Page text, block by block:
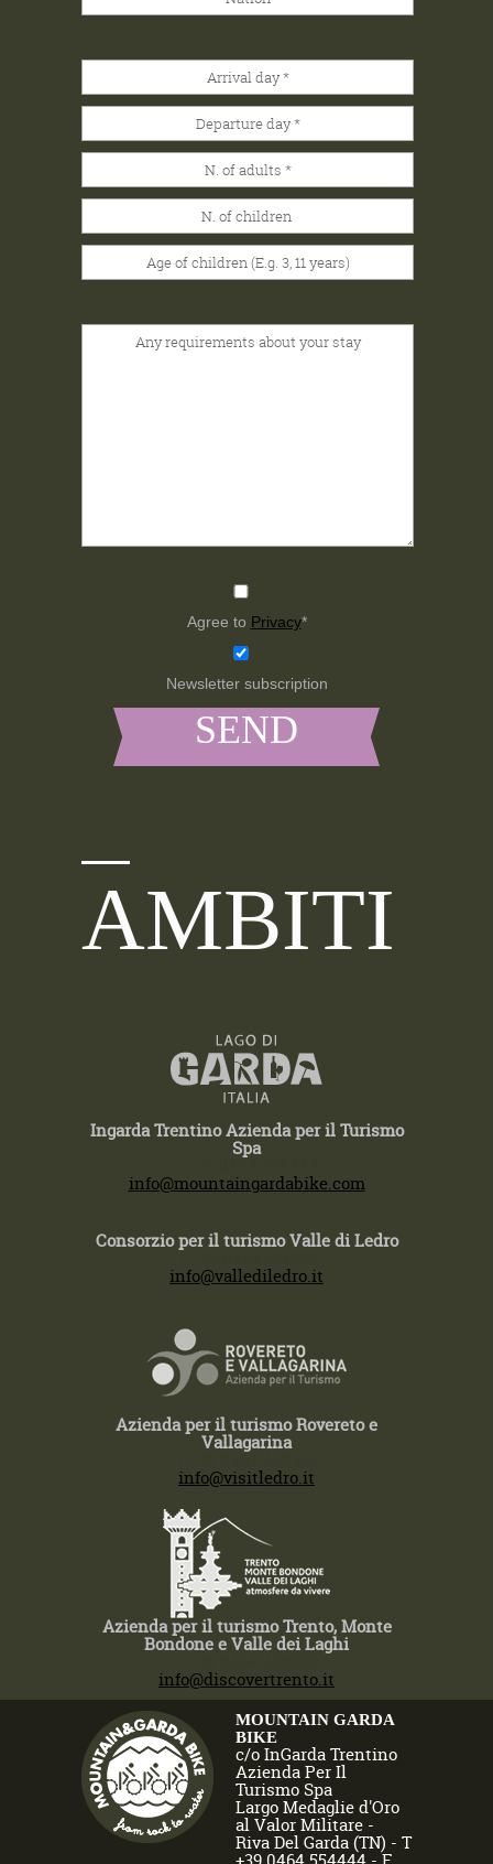
Agree to Privacy*
Newsletter subscription
AMBITI
Ingarda Trentino Azienda per il Turismo
Spa
info@mountaingardabike.com
Consorzio per il turismo Valle di Ledro
info@vallediledro.it
Azienda per il turismo Rovereto e
Vallagarina
info@visitledro.it
Azienda per il turismo Trento, Monte
Bondone e Valle dei Laghi
info@discovertrento.it
MOUNTAIN GARDA
BIKE
c/o InGarda Trentino
Azienda Per Il
Turismo Spa
Largo Medaglie d'Oro
al Valor Militare -
Riva Del Garda (TN) - T